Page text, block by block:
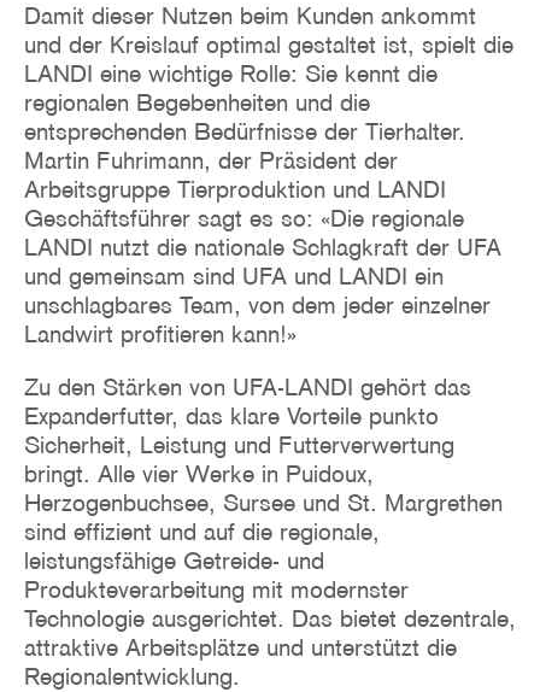
Damit dieser Nutzen beim Kunden ankommt
und der Kreislauf optimal gestaltet ist, spielt die
LANDI eine wichtige Rolle: Sie kennt die
regionalen Begebenheiten und die
entsprechenden Bedürfnisse der Tierhalter.
Martin Fuhrimann, der Präsident der
Arbeitsgruppe Tierproduktion und LANDI
Geschäftsführer sagt es so: «Die regionale
LANDI nutzt die nationale Schlagkraft der UFA
und gemeinsam sind UFA und LANDI ein
unschlagbares Team, von dem jeder einzelner
Landwirt profitieren kann!»
Zu den Stärken von UFA-LANDI gehört das
Expanderfutter, das klare Vorteile punkto
Sicherheit, Leistung und Futterverwertung
bringt. Alle vier Werke in Puidoux,
Herzogenbuchsee, Sursee und St. Margrethen
sind effizient und auf die regionale,
leistungsfähige Getreide- und
Produkteverarbeitung mit modernster
Technologie ausgerichtet. Das bietet dezentrale,
attraktive Arbeitsplätze und unterstützt die
Regionalentwicklung.